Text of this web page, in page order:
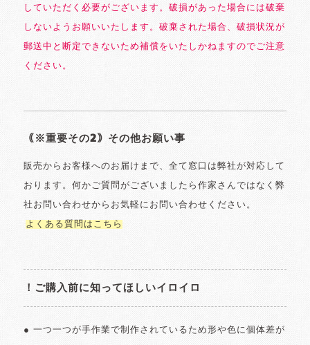
していただく必要がございます。破損があった場合には破棄
しないようお願いいたします。破棄された場合、破損状況が
郵送中と断定できないため補償をいたしかねますのでご注意
ください。
｟※重要その2｠その他お願い事
販売からお客様へのお届けまで、全て窓口は弊社が対応して
おります。何かご質問がございましたら作家さんではなく弊
社お問い合わせからお気軽にお問い合わせください。
よくある質問はこちら
！ご購入前に知ってほしいイロイロ
● 一つ一つが手作業で制作されているため形や色に個体差が